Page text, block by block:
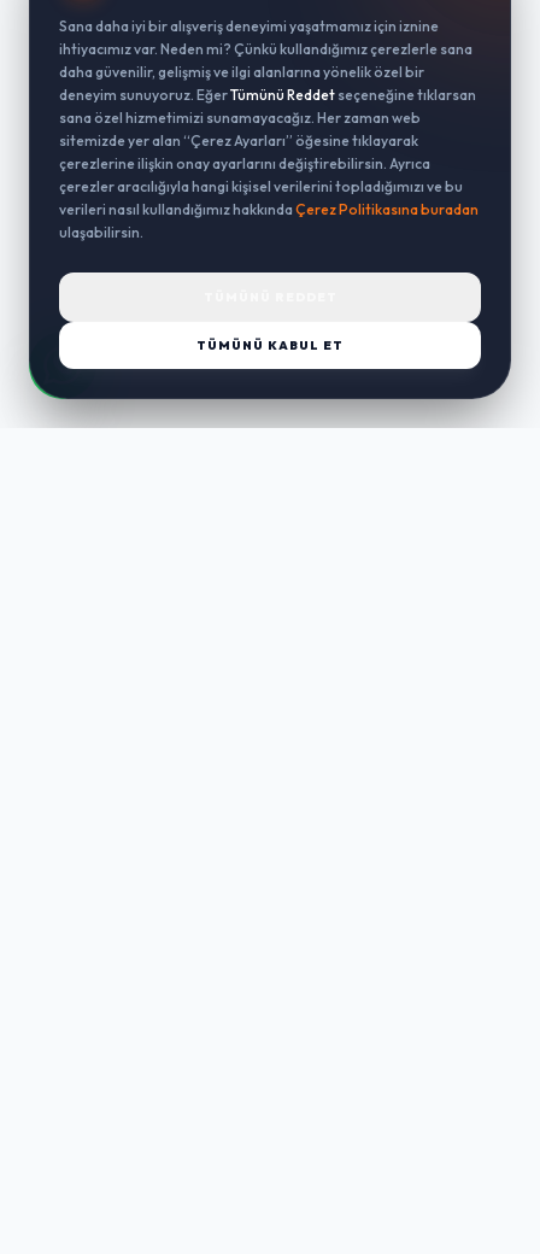
Sana daha iyi bir alışveriş deneyimi yaşatmamız için iznine
ihtiyacımız var. Neden mi? Çünkü kullandığımız çerezlerle sana
daha güvenilir, gelişmiş ve ilgi alanlarına yönelik özel bir
deneyim sunuyoruz. EğerTümünü Reddet seçeneğine tıklarsan
sana özel hizmetimizi sunamayacağız. Her zaman web
sitemizde yer alan “Çerez Ayarları” öğesine tıklayarak
çerezlerine ilişkin onay ayarlarını değiştirebilirsin. Ayrıca
çerezler aracılığıyla hangi kişisel verilerini topladığımızı ve bu
verileri nasıl kullandığımız hakkında Çerez Politikasına buradan
ulaşabilirsin.
TÜMÜNÜ KABUL ET